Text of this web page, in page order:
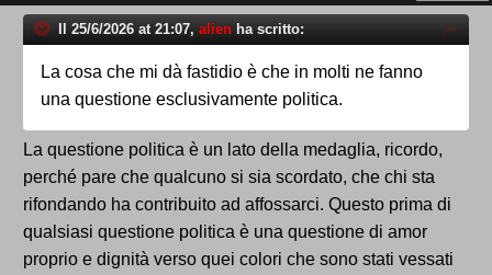
Il 25/6/2026 at 21:07, alien ha scritto:
La cosa che mi dà fastidio è che in molti ne fanno
una questione esclusivamente politica.
La questione politica è un lato della medaglia, ricordo,
perché pare che qualcuno si sia scordato, che chi sta
rifondando ha contribuito ad affossarci. Questo prima di
qualsiasi questione politica è una questione di amor
proprio e dignità verso quei colori che sono stati vessati